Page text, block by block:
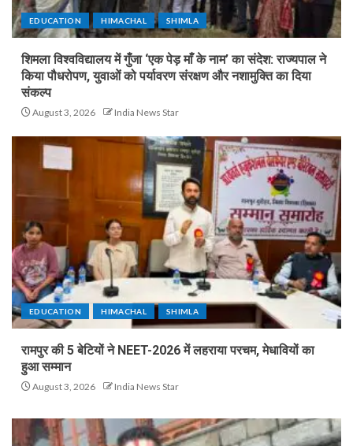
EDUCATION HIMACHAL SHIMLA
शिमला विश्वविद्यालय में गुँजा ‘एक पेड़ माँ के नाम’ का संदेश: राज्यपाल ने
किया पौधरोपण, युवाओं को पर्यावरण संरक्षण और नशामुक्ति का दिया
संकल्प
August 3, 2026 India News Star
EDUCATION HIMACHAL SHIMLA
रामपुर की 5 बेटियों ने NEET-2026 में लहराया परचम, मेधावियों का
हुआ सम्मान
August 3, 2026 India News Star